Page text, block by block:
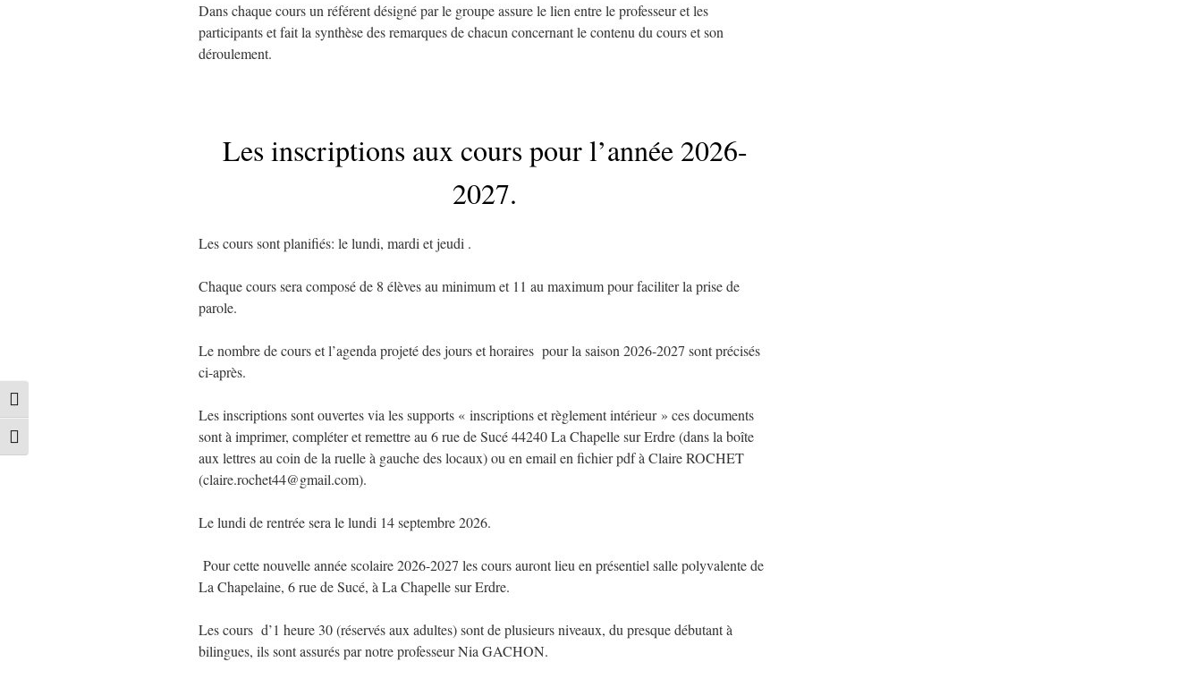
Passer en contraste élevé
Changer la taille de la police
Dans chaque cours un référent désigné par le groupe assure le lien entre le professeur et les
participants et fait la synthèse des remarques de chacun concernant le contenu du cours et son
déroulement.
Les inscriptions aux cours pour l’année 2026-
2027.
Les cours sont planifiés: le lundi, mardi et jeudi .
Chaque cours sera composé de 8 élèves au minimum et 11 au maximum pour faciliter la prise de
parole.
Le nombre de cours et l’agenda projeté des jours et horaires pour la saison 2026-2027 sont précisés
ci-après.
Les inscriptions sont ouvertes via les supports « inscriptions et règlement intérieur » ces documents
sont à imprimer, compléter et remettre au 6 rue de Sucé 44240 La Chapelle sur Erdre (dans la boîte
aux lettres au coin de la ruelle à gauche des locaux) ou en email en fichier pdf à Claire ROCHET
(claire.rochet44@gmail.com).
Le lundi de rentrée sera le lundi 14 septembre 2026.
Pour cette nouvelle année scolaire 2026-2027 les cours auront lieu en présentiel salle polyvalente de
La Chapelaine, 6 rue de Sucé, à La Chapelle sur Erdre.
Les cours d’1 heure 30 (réservés aux adultes) sont de plusieurs niveaux, du presque débutant à
bilingues, ils sont assurés par notre professeur Nia GACHON.